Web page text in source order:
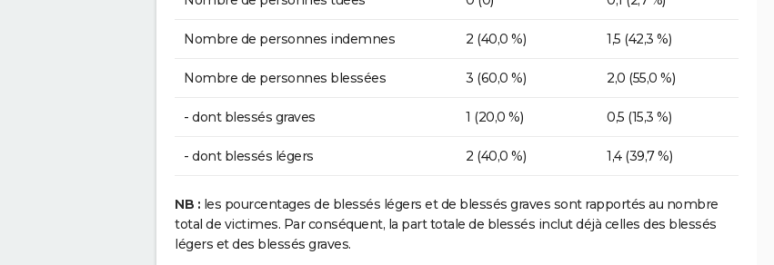
Nombre de personnes indemnes 2 (40,0 %) 1,5 (42,3 %)
Nombre de personnes blessées 3 (60,0 %) 2,0 (55,0 %)
- dont blessés graves 1 (20,0 %) 0,5 (15,3 %)
- dont blessés légers 2 (40,0 %) 1,4 (39,7 %)
NB : les pourcentages de blessés légers et de blessés graves sont rapportés au nombre
total de victimes. Par conséquent, la part totale de blessés inclut déjà celles des blessés
légers et des blessés graves.